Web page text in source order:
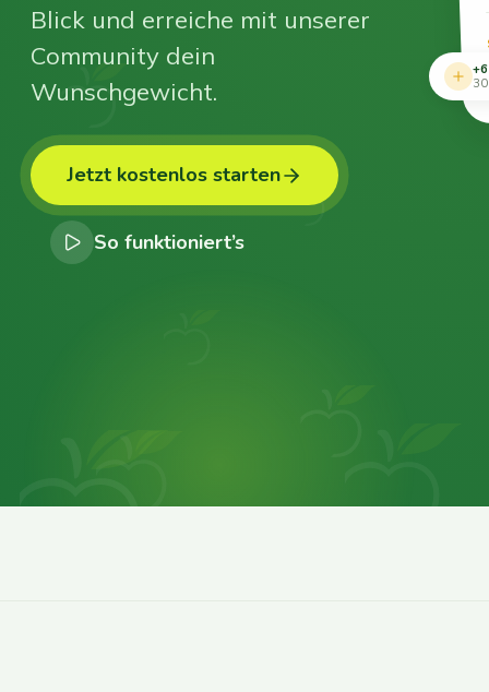
Blick und erreiche mit unserer
Community dein
Wunschgewicht.
Jetzt kostenlos starten
So funktioniert’s